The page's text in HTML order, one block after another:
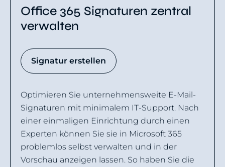
Office 365 Signaturen zentral
verwalten
Signatur erstellen
Optimieren Sie unternehmensweite E-Mail-
Signaturen mit minimalem IT-Support. Nach
einer einmaligen Einrichtung durch einen
Experten können Sie sie in Microsoft 365
problemlos selbst verwalten und in der
Vorschau anzeigen lassen. So haben Sie die